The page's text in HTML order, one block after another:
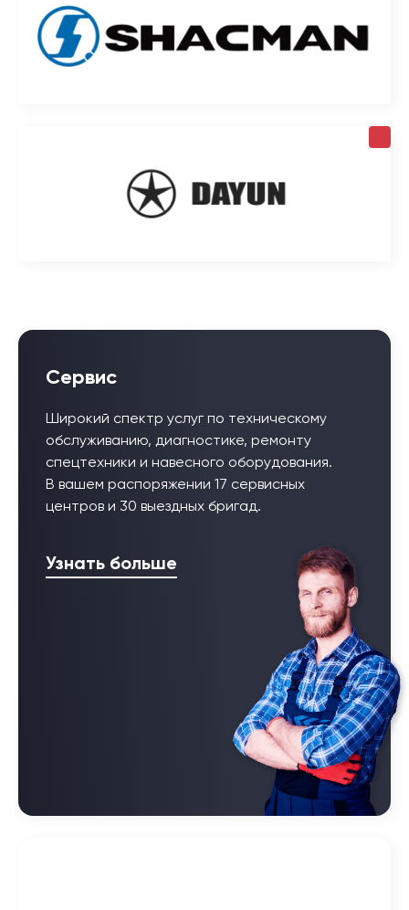
Сервис
Широкий спектр услуг по техническому
обслуживанию, диагностике, ремонту
спецтехники и навесного оборудования.
В вашем распоряжении 17 сервисных
центров и 30 выездных бригад.
Узнать больше